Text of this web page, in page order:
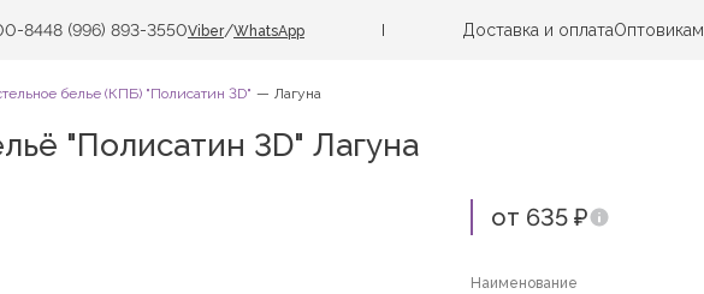
8448 (996) 893-3550Viber/WhatsApp Доставка и оплатаОптовикам
белье (КПБ) "Полисатин 3D" Лагуна
"Полисатин 3D" Лагуна
от 635 ₽
Наименование